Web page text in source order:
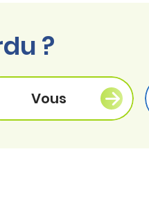
?
Vous